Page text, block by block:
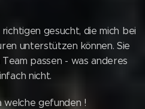
gesucht, die mich bei
unterstützen können. Sie
passen - was anderes
nicht.
welche gefunden !